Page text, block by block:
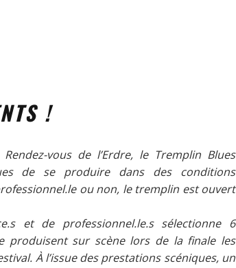
!
vous de l’Erdre, le Tremplin Blues
de se produire dans des conditions
ou non, le tremplin est ouvert
et de professionnel.le.s sélectionne 6
produisent sur scène lors de la finale les
À l’issue des prestations scéniques, un